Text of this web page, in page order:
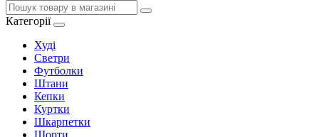
Категорії
Худі
Светри
Футболки
Штани
Кепки
Куртки
Шкарпетки